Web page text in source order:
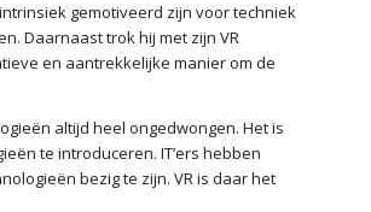
gemotiveerd zijn voor techniek
Daarnaast trok hij met zijn VR
en aantrekkelijke manier om de
altijd heel ongedwongen. Het is
te introduceren. IT’ers hebben
bezig te zijn. VR is daar het